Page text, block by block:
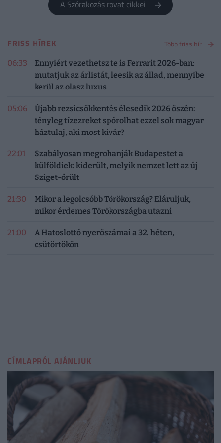
A Szórakozás rovat cikkei
FRISS HÍREK Több friss hír
06:33
Ennyiért vezethetsz te is Ferrarit 2026-ban:
mutatjuk az árlistát, leesik az állad, mennyibe
kerül az olasz luxus
05:06
Újabb rezsicsökkentés élesedik 2026 őszén:
tényleg tízezreket spórolhat ezzel sok magyar
háztulaj, aki most kivár?
22:01
Szabályosan megrohanják Budapestet a
külföldiek: kiderült, melyik nemzet lett az új
Sziget-őrült
21:30
Mikor a legolcsóbb Törökország? Eláruljuk,
mikor érdemes Törökországba utazni
21:00
A Hatoslottó nyerőszámai a 32. héten,
csütörtökön
CÍMLAPRÓL AJÁNLJUK